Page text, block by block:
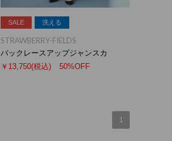
SALE 洗える
STRAWBERRY-FIELDS
バックレースアップジャンスカ
￥13,750(税込) 50%OFF
1